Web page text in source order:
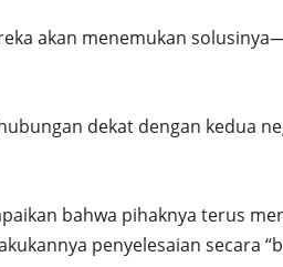
akan menemukan
dekat dengan kedua
bahwa pihaknya terus
penyelesaian secara